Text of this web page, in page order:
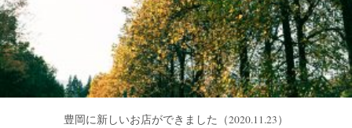
豊岡に新しいお店ができました （2020.11.23）